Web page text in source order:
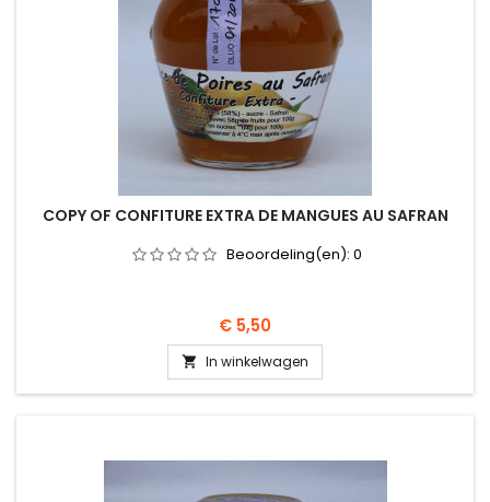
COPY OF CONFITURE EXTRA DE MANGUES AU SAFRAN
Beoordeling(en): 0
Prijs
€ 5,50
 In winkelwagen